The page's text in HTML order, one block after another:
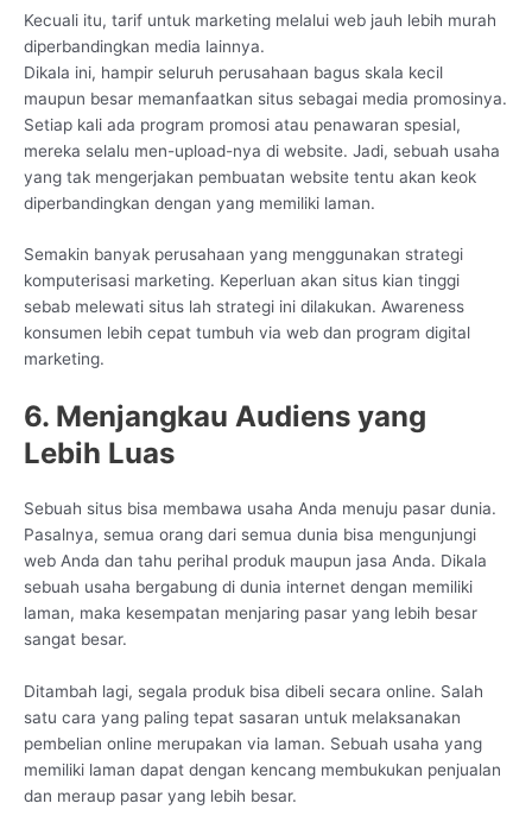
Kecuali itu, tarif untuk marketing melalui web jauh lebih murah
diperbandingkan media lainnya.
Dikala ini, hampir seluruh perusahaan bagus skala kecil
maupun besar memanfaatkan situs sebagai media promosinya.
Setiap kali ada program promosi atau penawaran spesial,
mereka selalu men-upload-nya di website. Jadi, sebuah usaha
yang tak mengerjakan pembuatan website tentu akan keok
diperbandingkan dengan yang memiliki laman.
Semakin banyak perusahaan yang menggunakan strategi
komputerisasi marketing. Keperluan akan situs kian tinggi
sebab melewati situs lah strategi ini dilakukan. Awareness
konsumen lebih cepat tumbuh via web dan program digital
marketing.
6. Menjangkau Audiens yang
Lebih Luas
Sebuah situs bisa membawa usaha Anda menuju pasar dunia.
Pasalnya, semua orang dari semua dunia bisa mengunjungi
web Anda dan tahu perihal produk maupun jasa Anda. Dikala
sebuah usaha bergabung di dunia internet dengan memiliki
laman, maka kesempatan menjaring pasar yang lebih besar
sangat besar.
Ditambah lagi, segala produk bisa dibeli secara online. Salah
satu cara yang paling tepat sasaran untuk melaksanakan
pembelian online merupakan via laman. Sebuah usaha yang
memiliki laman dapat dengan kencang membukukan penjualan
dan meraup pasar yang lebih besar.